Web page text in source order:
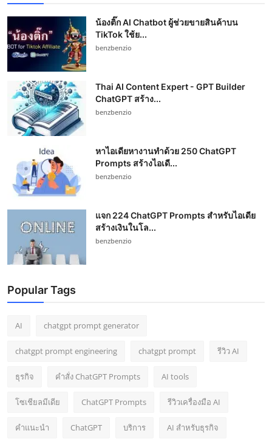
น้องติ๊ก AI Chatbot ผู้ช่วยขายสินค้าบน
TikTok ใช้ย...
benzbenzio
Thai AI Content Expert - GPT Builder
ChatGPT สร้าง...
benzbenzio
หาไอเดียหางานทำด้วย 250 ChatGPT
Prompts สร้างไอเดี...
benzbenzio
แจก 224 ChatGPT Prompts สำหรับไอเดีย
สร้างเงินในโล...
benzbenzio
Popular Tags
AI chatgpt prompt generator
chatgpt prompt engineering chatgpt prompt รีวิว AI
ธุรกิจ คำสั่ง ChatGPT Prompts AI tools
โซเชียลมีเดีย ChatGPT Prompts รีวิวเครื่องมือ AI
คำแนะนำ ChatGPT บริการ AI สำหรับธุรกิจ